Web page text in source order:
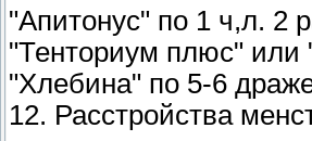
"Апитонус" по 1 ч,л. 2
"Тенториум плюс" или
"Хлебина" по 5-6
12. Расстройства